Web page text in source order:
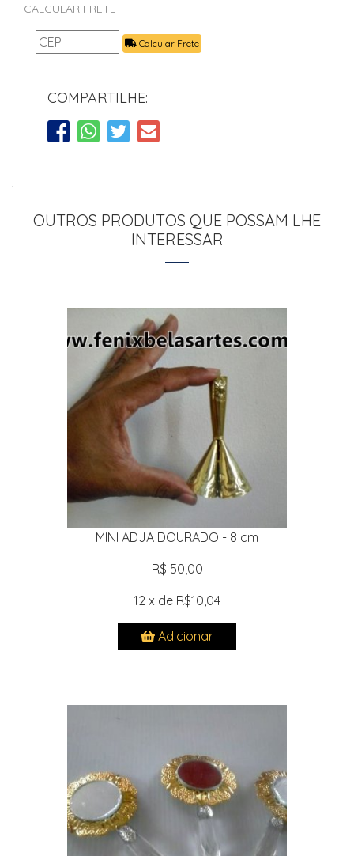
CALCULAR FRETE
Calcular Frete
COMPARTILHE:
OUTROS PRODUTOS QUE POSSAM LHE
INTERESSAR
MINI ADJA DOURADO - 8 cm
R$ 50,00
12 x de R$10,04
Adicionar